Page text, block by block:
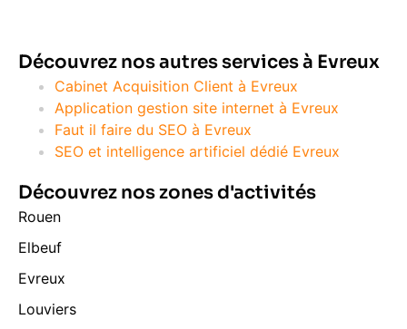
Découvrez nos autres services à Evreux
Cabinet Acquisition Client à Evreux
Application gestion site internet à Evreux
Faut il faire du SEO à Evreux
SEO et intelligence artificiel dédié Evreux
Découvrez nos zones d'activités
Rouen
Elbeuf
Evreux
Louviers